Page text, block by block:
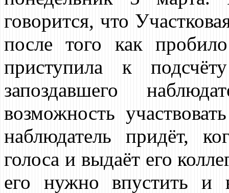
говорится, что
после того как
приступила к
запоздавшего
возможность
наблюдатель придёт,
голоса и выдаёт его
его нужно впустить